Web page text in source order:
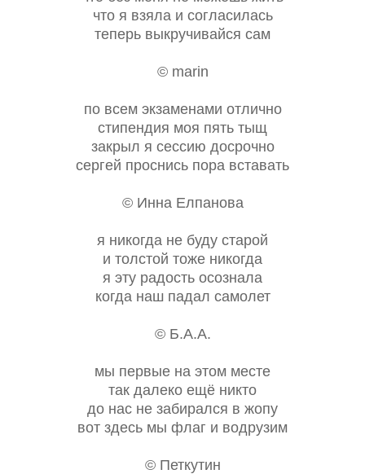
что я взяла и согласилась
теперь выкручивайся сам
© marin
по всем экзаменами отлично
стипендия моя пять тыщ
закрыл я сессию досрочно
сергей проснись пора вставать
© Инна Елпанова
я никогда не буду старой
и толстой тоже никогда
я эту радость осознала
когда наш падал самолет
© Б.А.А.
мы первые на этом месте
так далеко ещё никто
до нас не забирался в жопу
вот здесь мы флаг и водрузим
© Петкутин